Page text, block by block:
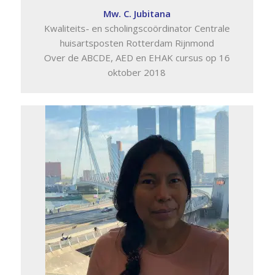
Mw. C. Jubitana
Kwaliteits- en scholingscoördinator Centrale
huisartsposten Rotterdam Rijnmond
Over de ABCDE, AED en EHAK cursus op 16
oktober 2018